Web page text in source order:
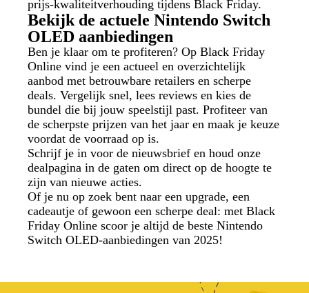
prijs-kwaliteitverhouding tijdens Black Friday.
Bekijk de actuele Nintendo Switch
OLED aanbiedingen
Ben je klaar om te profiteren? Op Black Friday
Online vind je een actueel en overzichtelijk
aanbod met betrouwbare retailers en scherpe
deals. Vergelijk snel, lees reviews en kies de
bundel die bij jouw speelstijl past. Profiteer van
de scherpste prijzen van het jaar en maak je keuze
voordat de voorraad op is.
Schrijf je in voor de nieuwsbrief en houd onze
dealpagina in de gaten om direct op de hoogte te
zijn van nieuwe acties.
Of je nu op zoek bent naar een upgrade, een
cadeautje of gewoon een scherpe deal: met Black
Friday Online scoor je altijd de beste Nintendo
Switch OLED-aanbiedingen van 2025!